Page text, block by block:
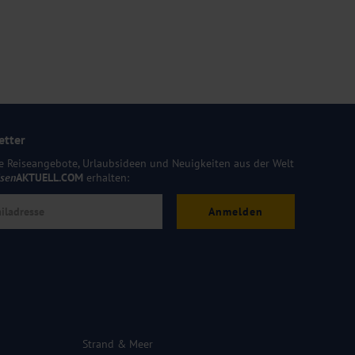
Reiseangebote, Urlaubsideen und Neuigkeiten aus der Welt
AKTUELL.COM erhalten:
Anmelden
Strand & Meer